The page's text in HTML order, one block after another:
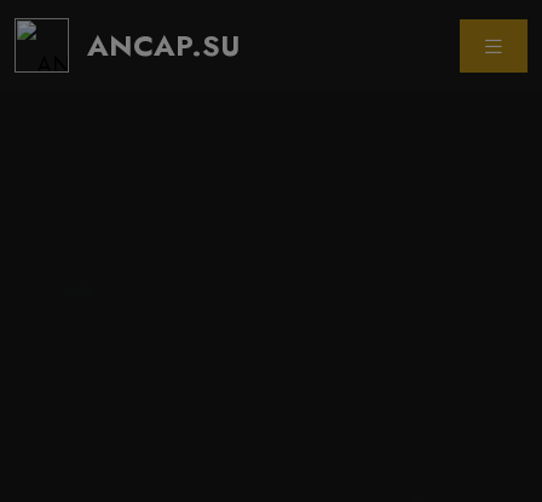
ANCAP.SU